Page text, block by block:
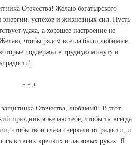
Отечества! Желаю богатырского
энергии, успехов и жизненных сил. Пусть
удача, а хорошее настроение не
чтобы рядом всегда были любимые
поддержат в трудную минуту и
радости!
Отечества, любимый! В этот
праздник я желаю тебе, чтобы ты всегда
чтобы твои глаза сверкали от радости, и
в твоих крепких и ласковых руках. Я